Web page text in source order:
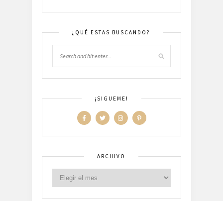
¿QUÉ ESTAS BUSCANDO?
¡SIGUEME!
ARCHIVO